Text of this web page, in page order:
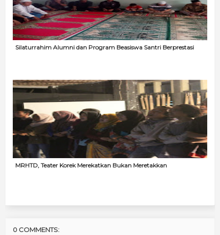
Silaturrahim Alumni dan Program Beasiswa Santri Berprestasi
MRHTD, Teater Korek Merekatkan Bukan Meretakkan
0 COMMENTS: